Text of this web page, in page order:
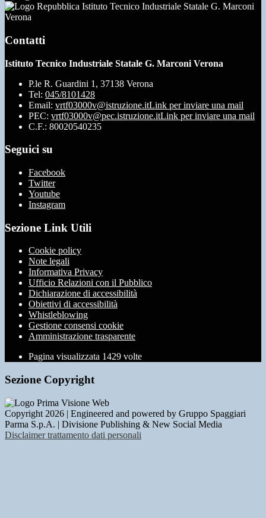
Istituto Tecnico Industriale Statale G. Marconi
Verona
Contatti
Istituto Tecnico Industriale Statale G. Marconi Verona
P.le R. Guardini 1, 37138 Verona
Tel: 045/8101428
Email: vrtf03000v@istruzione.itLink per inviare una mail
PEC: vrtf03000v@pec.istruzione.itLink per inviare una mail
C.F.: 80020540235
Seguici su
Facebook
Twitter
Youtube
Instagram
Sezione Link Utili
Cookie policy
Note legali
Informativa Privacy
Ufficio Relazioni con il Pubblico
Dichiarazione di accessibilità
Obiettivi di accessibilità
Whistleblowing
Gestione consensi cookie
Amministrazione trasparente
Pagina visualizzata 1429 volte
Sezione Copyright
Copyright 2026 | Engineered and powered by Gruppo Spaggiari
Parma S.p.A. | Divisione Publishing & New Social Media
Disclaimer trattamento dati personali